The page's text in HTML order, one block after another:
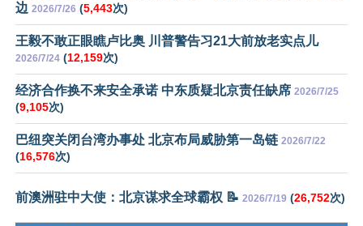
边 2026/7/26 (5,443次)
王毅不敢正眼瞧卢比奥 川普警告习21大前放老实点儿
2026/7/24 (12,159次)
经济合作换不来安全承诺 中东质疑北京责任缺席 2026/7/25
(9,105次)
巴纽突关闭台湾办事处 北京布局威胁第一岛链 2026/7/22
(16,576次)
前澳洲驻中大使：北京谋求全球霸权 📝 2026/7/19 (26,752次)